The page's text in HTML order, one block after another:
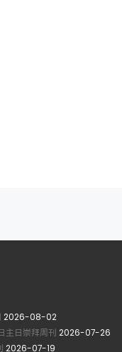
2026-08-02
主日崇拜周刊 2026-07-26
2026-07-19